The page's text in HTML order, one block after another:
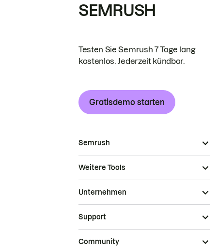
SEMRUSH
Testen Sie Semrush 7 Tage lang
kostenlos. Jederzeit kündbar.
Gratisdemo starten
Semrush
Weitere Tools
Unternehmen
Support
Community